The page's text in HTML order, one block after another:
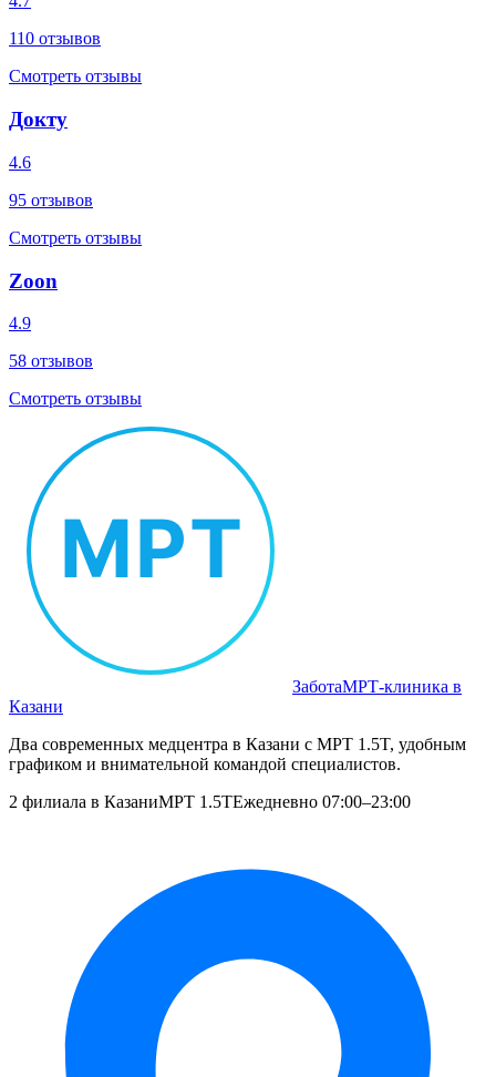
110 отзывов
Смотреть отзывы
Докту
4.6
95 отзывов
Смотреть отзывы
Zoon
4.9
58 отзывов
Смотреть отзывы
ЗаботаМРТ‑клиника в
Казани
Два современных медцентра в Казани с МРТ 1.5T, удобным
графиком и внимательной командой специалистов.
2 филиала в КазаниМРТ 1.5TЕжедневно 07:00–23:00